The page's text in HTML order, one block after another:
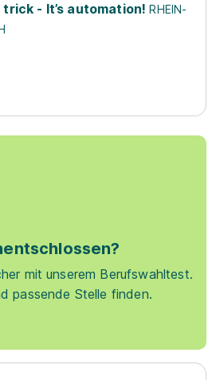
- It’s automation! RHEIN-
mit unserem Berufswahltest.
passende Stelle finden.